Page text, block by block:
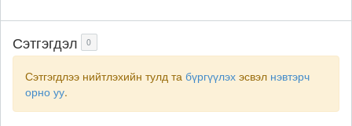
Сэтгэгдэл 0
Сэтгэгдлээ нийтлэхийн тулд та бүргүүлэх эсвэл нэвтэрч
орно уу.